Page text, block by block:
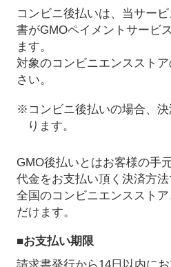
コンビニ後払いは、当サー
書がGMOペイメントサービ
ます。
対象のコンビニエンススト
さい。
※コンビニ後払いの場合、
ります。
GMO後払いとはお客様の手
代金をお支払い頂く決済方法
全国のコンビニエンススト
だけます。
■お支払い期限
請求書発行から14日以内に